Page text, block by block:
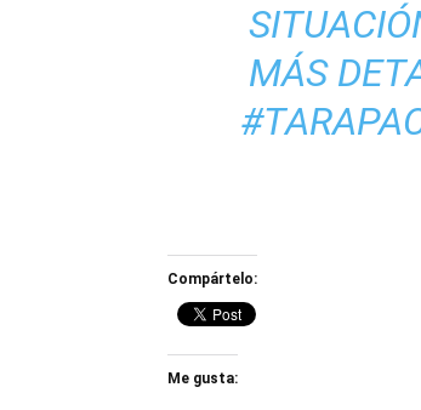
MÁS
Compártelo:
Me gusta: